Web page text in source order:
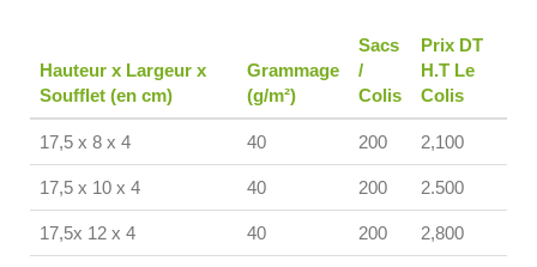
Hauteur x Largeur x
Soufflet (en cm)
Grammage
(g/m²)
Sacs
/
Colis
Prix DT
H.T Le
Colis
17,5 x 8 x 4 40 200 2,100
17,5 x 10 x 4 40 200 2.500
17,5x 12 x 4 40 200 2,800